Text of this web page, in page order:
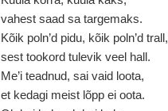
vahest saad sa targemaks.
Kõik poln’d pidu, kõik poln’d trall,
sest tookord tulevik veel hall.
Me’i teadnud, sai vaid loota,
et kedagi meist lõpp ei oota.